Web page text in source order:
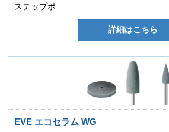
ステップポ ...
詳細はこちら
EVE エコセラム WG